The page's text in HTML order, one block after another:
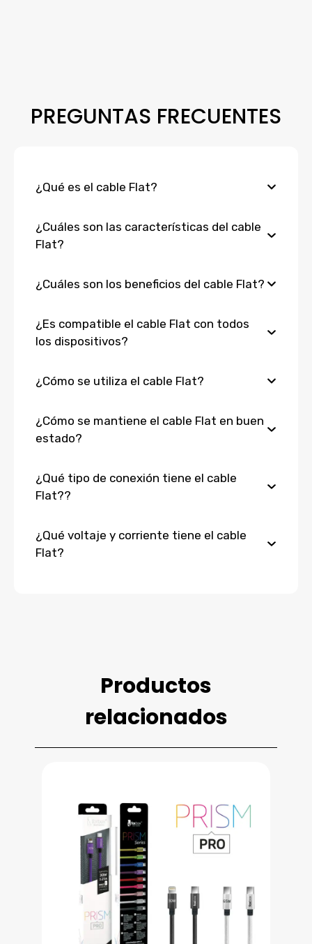
PREGUNTAS FRECUENTES
¿Qué es el cable Flat?
¿Cuáles son las características del cable
Flat?
¿Cuáles son los beneficios del cable Flat?
¿Es compatible el cable Flat con todos
los dispositivos?
¿Cómo se utiliza el cable Flat?
¿Cómo se mantiene el cable Flat en buen
estado?
¿Qué tipo de conexión tiene el cable
Flat??
¿Qué voltaje y corriente tiene el cable
Flat?
Productos
relacionados